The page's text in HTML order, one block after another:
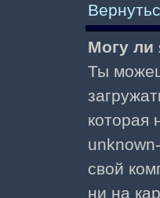
Могу ли
Ты
которая
свой
ни на